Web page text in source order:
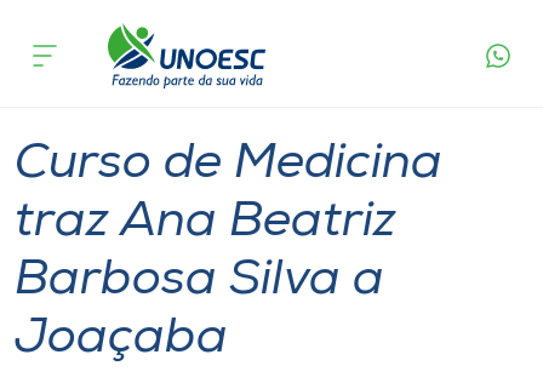
Cursos
Pesquisa
Atendimento ao Estudante
Portal de Ensino
acontece
Curso de Medicina
traz Ana Beatriz
Barbosa Silva a
Joaçaba